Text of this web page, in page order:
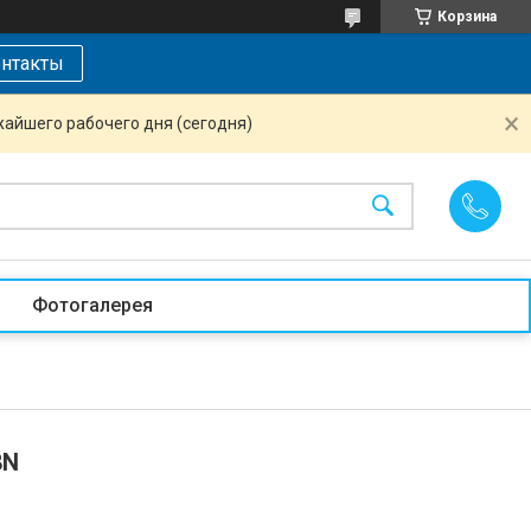
Корзина
рабочего дня (сегодня)
Фотогалерея